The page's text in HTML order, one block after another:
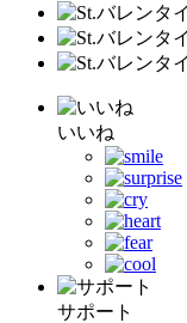
いいね
サポート